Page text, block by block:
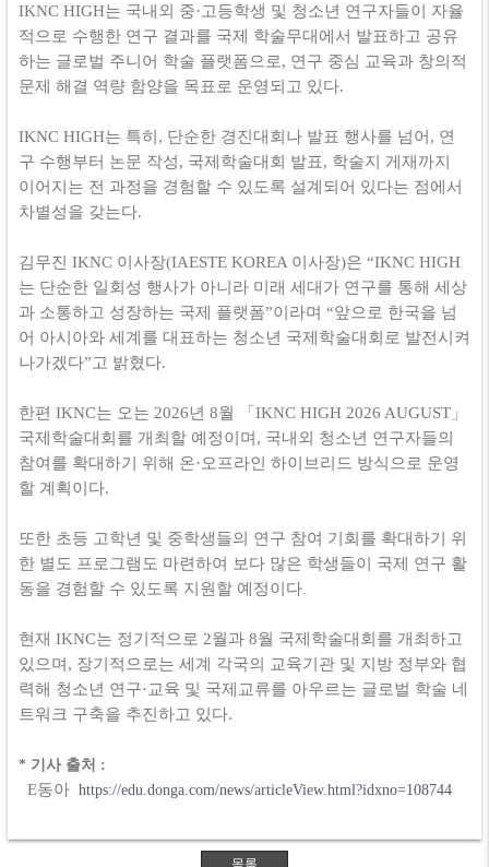
IKNC HIGH는 국내외 중·고등학생 및 청소년 연구자들이 자율
적으로 수행한 연구 결과를 국제 학술무대에서 발표하고 공유
하는 글로벌 주니어 학술 플랫폼으로, 연구 중심 교육과 창의적
문제 해결 역량 함양을 목표로 운영되고 있다.
IKNC HIGH는 특히 , 단순한 경진대회나 발표 행사를 넘어 , 연
구 수행부터 논문 작성, 국제학술대회 발표, 학술지 게재까지
이어지는 전 과정을 경험할 수 있도록 설계되어 있다는 점에서
차별성을 갖는다.
김무진 IKNC 이사장(IAESTE KOREA 이사장)은 “IKNC HIGH
는 단순한 일회성 행사가 아니라 미래 세대가 연구를 통해 세상
과 소통하고 성장하는 국제 플랫폼”이라며 “앞으로 한국을 넘
어 아시아와 세계를 대표하는 청소년 국제학술대회로 발전시켜
나가겠다”고 밝혔다.
한편 IKNC는 오는 2026년 8월 「 IKNC HIGH 2026 AUGUST 」
국제학술대회를 개최할 예정이며 , 국내외 청소년 연구자들의
참여를 확대하기 위해 온·오프라인 하이브리드 방식으로 운영
할 계획이다.
또한 초등 고학년 및 중학생들의 연구 참여 기회를 확대하기 위
한 별도 프로그램도 마련하여 보다 많은 학생들이 국제 연구 활
동을 경험할 수 있도록 지원할 예정이다
현재 IKNC는 정기적으로 2월과 8월 국제학술대회를 개최하고
있으며 , 장기적으로는 세계 각국의 교육기관 및 지방 정부와 협
력해 청소년 연구·교육 및 국제교류를 아우르는 글로벌 학술 네
트워크 구축을 추진하고 있다.
* 기사 출처 :
E동아 https://edu.donga.com/news/articleView.html?idxno=108744